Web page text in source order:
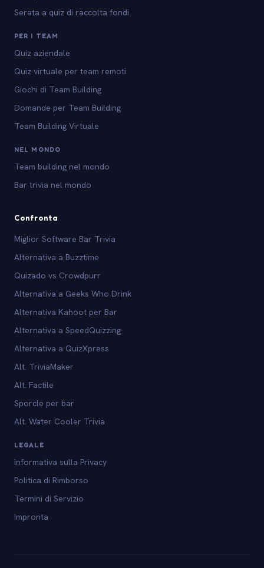
Serata a quiz di raccolta fondi
PER I TEAM
Quiz aziendale
Quiz virtuale per team remoti
Giochi di Team Building
Domande per Team Building
Team Building Virtuale
NEL MONDO
Team building nel mondo
Bar trivia nel mondo
Confronta
Miglior Software Bar Trivia
Alternativa a Buzztime
Quizado vs Crowdpurr
Alternativa a Geeks Who Drink
Alternativa Kahoot per Bar
Alternativa a SpeedQuizzing
Alternativa a QuizXpress
Alt. TriviaMaker
Alt. Factile
Sporcle per bar
Alt. Water Cooler Trivia
LEGALE
Informativa sulla Privacy
Politica di Rimborso
Termini di Servizio
Impronta